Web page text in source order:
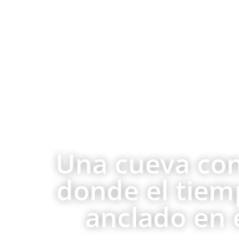
Una cueva
donde el
anclado en